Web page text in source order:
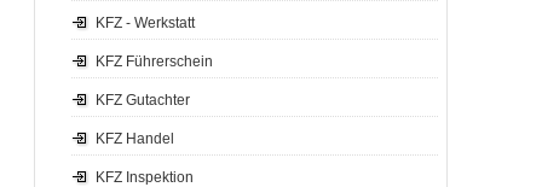
KFZ - Werkstatt
KFZ Führerschein
KFZ Gutachter
KFZ Handel
KFZ Inspektion